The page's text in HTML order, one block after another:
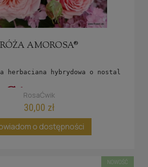
RÓŻA AMOROSA®
herbaciana hybrydowa o
RosaĆwik
30,00 zł
o dostępności
NOWOŚĆ